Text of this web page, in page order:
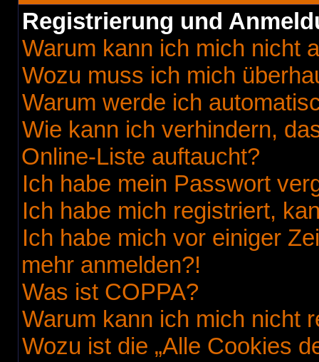
Registrierung und
Warum kann ich mich nicht
Wozu muss ich mich
Warum werde ich
Wie kann ich verhindern,
Online-Liste auftaucht?
Ich habe mein Passwort
Ich habe mich registriert,
Ich habe mich vor einiger
mehr anmelden?!
Was ist COPPA?
Warum kann ich mich nicht
Wozu ist die „Alle Cookies